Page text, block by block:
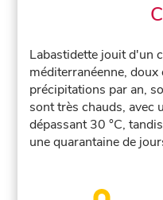
Labastidette jouit d'un
méditerranéenne,
précipitations par an,
sont très chauds, avec
dépassant 30 °C,
une quarantaine de